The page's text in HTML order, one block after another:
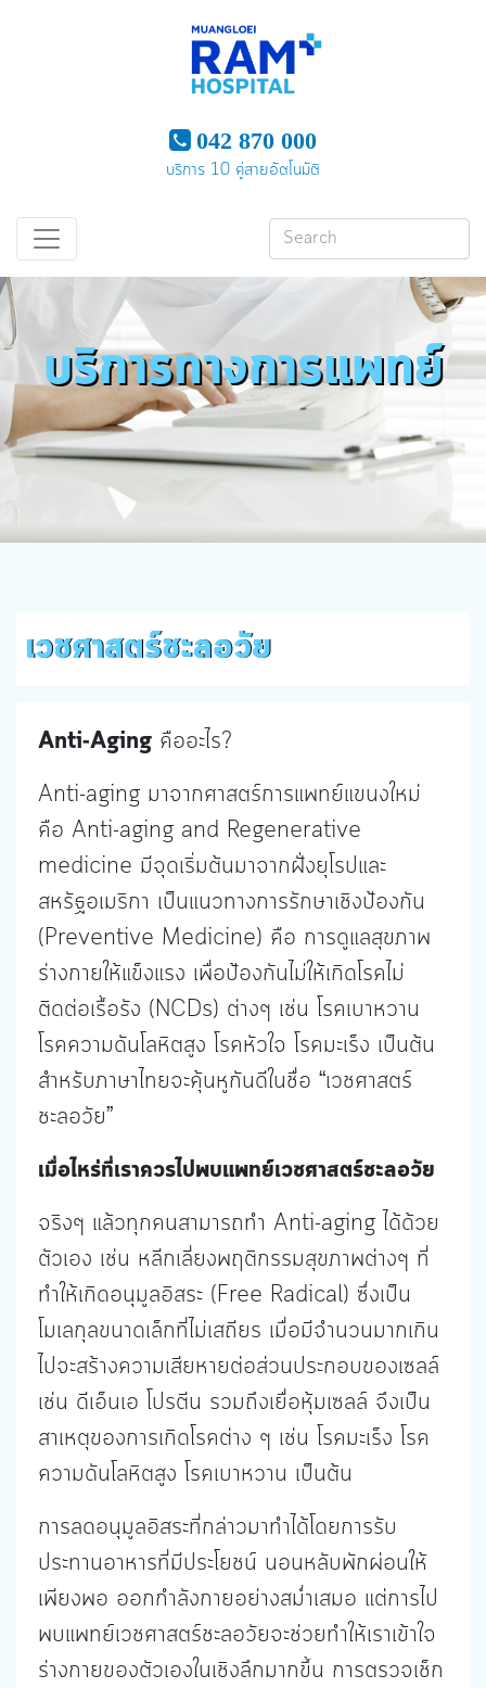
042 870 000
บริการ 10 คู่สายอัตโนมัติ
บริการทางการแพทย์
เวชศาสตร์ชะลอวัย
Anti-Aging คืออะไร?
Anti-aging มาจากศาสตร์การแพทย์แขนงใหม่
คือ Anti-aging and Regenerative
medicine มีจุดเริ่มต้นมาจากฝั่งยุโรปและ
สหรัฐอเมริกา เป็นแนวทางการรักษาเชิงป้องกัน
(Preventive Medicine) คือ การดูแลสุขภาพ
ร่างกายให้แข็งแรง เพื่อป้องกันไม่ให้เกิดโรคไม่
ติดต่อเรื้อรัง (NCDs) ต่างๆ เช่น โรคเบาหวาน
โรคความดันโลหิตสูง โรคหัวใจ โรคมะเร็ง เป็นต้น
สำหรับภาษาไทยจะคุ้นหูกันดีในชื่อ “เวชศาสตร์
ชะลอวัย”
เมื่อไหร่ที่เราควรไปพบแพทย์เวชศาสตร์ชะลอวัย
จริงๆ แล้วทุกคนสามารถทำ Anti-aging ได้ด้วย
ตัวเอง เช่น หลีกเลี่ยงพฤติกรรมสุขภาพต่างๆ ที่
ทำให้เกิดอนุมูลอิสระ (Free Radical) ซึ่งเป็น
โมเลกุลขนาดเล็กที่ไม่เสถียร เมื่อมีจำนวนมากเกิน
ไปจะสร้างความเสียหายต่อส่วนประกอบของเซลล์
เช่น ดีเอ็นเอ โปรตีน รวมถึงเยื่อหุ้มเซลล์ จึงเป็น
สาเหตุของการเกิดโรคต่าง ๆ เช่น โรคมะเร็ง โรค
ความดันโลหิตสูง โรคเบาหวาน เป็นต้น
การลดอนุมูลอิสระที่กล่าวมาทำได้โดยการรับ
ประทานอาหารที่มีประโยชน์ นอนหลับพักผ่อนให้
เพียงพอ ออกกำลังกายอย่างสม่ำเสมอ แต่การไป
พบแพทย์เวชศาสตร์ชะลอวัยจะช่วยทำให้เราเข้าใจ
ร่างกายของตัวเองในเชิงลึกมากขึ้น การตรวจเช็ก